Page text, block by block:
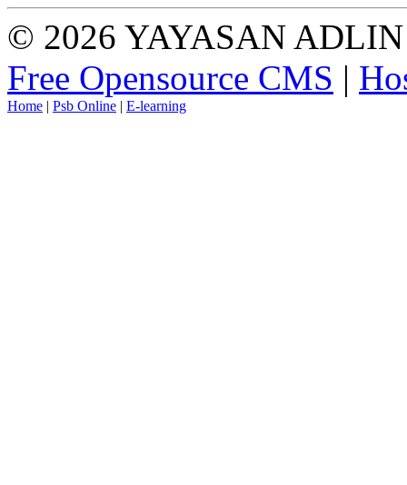
© 2026 YAYASAN
Free Opensource CMS |
Home | Psb Online | E-learning